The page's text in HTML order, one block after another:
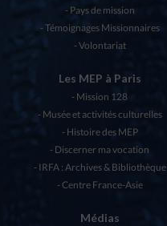
Pays de mission
Témoignages Missionnaires
Volontariat
Les MEP à Paris
Mission 128
Musée et activités culturelles
Histoire des MEP
Discerner ma vocation
IRFA : Archives & Bibliothèque
Centre France-Asie
Médias